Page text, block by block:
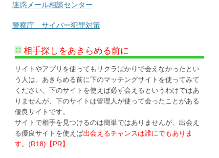
迷惑メール相談センター
警察庁 サイバー犯罪対策
相手探しをあきらめる前に
サイトやアプリを使ってもサクラばかりで会えなかったとい
う人は、あきらめる前に下のマッチングサイトを使ってみて
ください。下のサイトを使えば必ず会えるというわけではあ
りませんが、下のサイトは管理人が使って会ったことがある
優良サイトです。
サイトで相手を見つけるのは簡単ではありませんが、出会え
る優良サイトを使えば出会えるチャンスは誰にでもありま
す。 (R18)【PR】